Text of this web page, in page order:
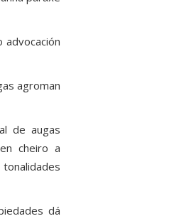
advocación
agroman
de augas
cheiro a
dá